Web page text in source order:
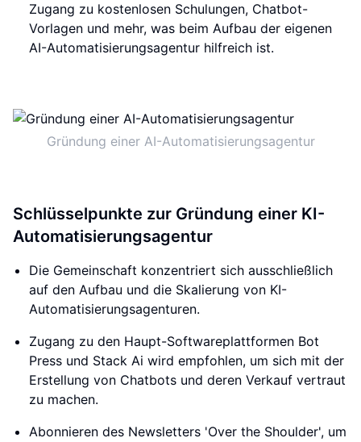
Zugang zu kostenlosen Schulungen, Chatbot-
Vorlagen und mehr, was beim Aufbau der eigenen
AI-Automatisierungsagentur hilfreich ist.
Gründung einer AI-Automatisierungsagentur
Schlüsselpunkte zur Gründung einer KI-
Automatisierungsagentur
Die Gemeinschaft konzentriert sich ausschließlich
auf den Aufbau und die Skalierung von KI-
Automatisierungsagenturen.
Zugang zu den Haupt-Softwareplattformen Bot
Press und Stack Ai wird empfohlen, um sich mit der
Erstellung von Chatbots und deren Verkauf vertraut
zu machen.
Abonnieren des Newsletters 'Over the Shoulder', um